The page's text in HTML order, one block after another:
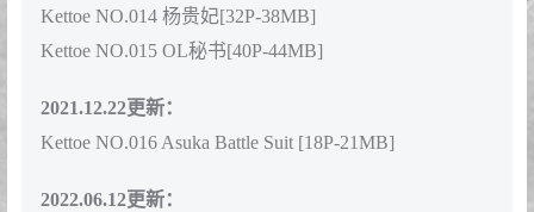
Kettoe NO.009 心动之时 [12P-118MB]
Kettoe NO.010 红丝绒兔女郎 [64P-260MB]
2021.03.27更新：